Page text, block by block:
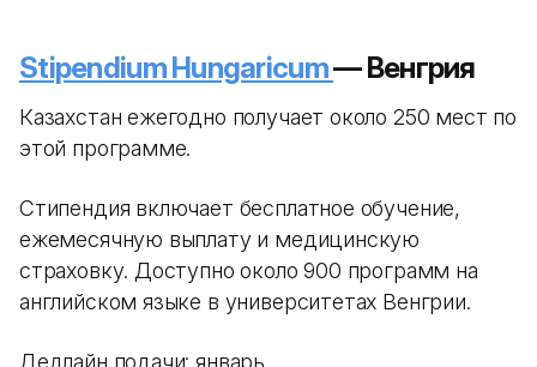
Stipendium Hungaricum— Венгрия
Казахстан ежегодно получает около 250 мест по
этой программе.
Стипендия включает бесплатное обучение,
ежемесячную выплату и медицинскую
страховку. Доступно около 900 программ на
английском языке в университетах Венгрии.
Дедлайн подачи: январь.